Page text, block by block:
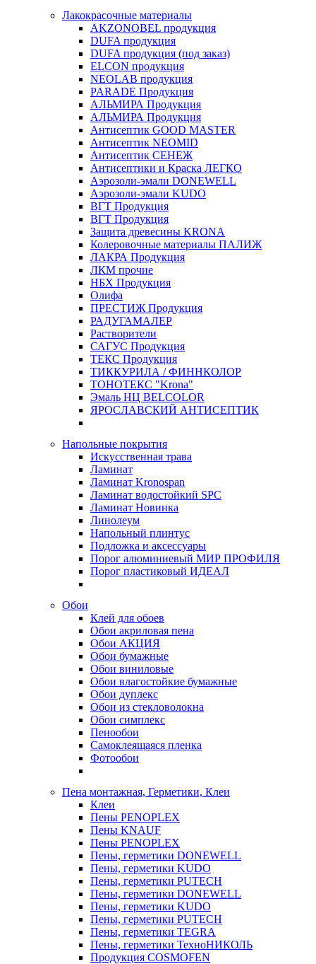
Лакокрасочные материалы
AKZONOBEL продукция
DUFA продукция
DUFA продукция (под заказ)
ELCON продукция
NEOLAB продукция
PARADE Продукция
АЛЬМИРА Продукция
АЛЬМИРА Продукция
Антисептик GOOD MASTER
Антисептик NEOMID
Антисептик СЕНЕЖ
Антисептики и Краска ЛЕГКО
Аэрозоли-эмали DONEWELL
Аэрозоли-эмали KUDO
ВГТ Продукция
ВГТ Продукция
Защита древесины KRONA
Колеровочные материалы ПАЛИЖ
ЛАКРА Продукция
ЛКМ прочие
НБХ Продукция
Олифа
ПРЕСТИЖ Продукция
РАДУГАМАЛЕР
Растворители
САГУС Продукция
ТЕКС Продукция
ТИККУРИЛА / ФИННКОЛОР
ТОНОТЕКС "Krona"
Эмаль НЦ BELCOLOR
ЯРОСЛАВСКИЙ АНТИСЕПТИК
Напольные покрытия
Искусственная трава
Ламинат
Ламинат Kronospan
Ламинат водостойкий SPC
Ламинат Новинка
Линолеум
Напольный плинтус
Подложка и аксессуары
Порог алюминиевый МИР ПРОФИЛЯ
Порог пластиковый ИДЕАЛ
Обои
Клей для обоев
Обои акриловая пена
Обои АКЦИЯ
Обои бумажные
Обои виниловые
Обои влагостойкие бумажные
Обои дуплекс
Обои из стекловолокна
Обои симплекс
Пенообои
Самоклеящаяся пленка
Фотообои
Пена монтажная, Герметики, Клеи
Клеи
Пены PENOPLEX
Пены KNAUF
Пены PENOPLEX
Пены, герметики DONEWELL
Пены, герметики KUDO
Пены, герметики PUTECH
Пены, герметики DONEWELL
Пены, герметики KUDO
Пены, герметики PUTECH
Пены, герметики TEGRA
Пены, герметики ТехноНИКОЛЬ
Продукция COSMOFEN